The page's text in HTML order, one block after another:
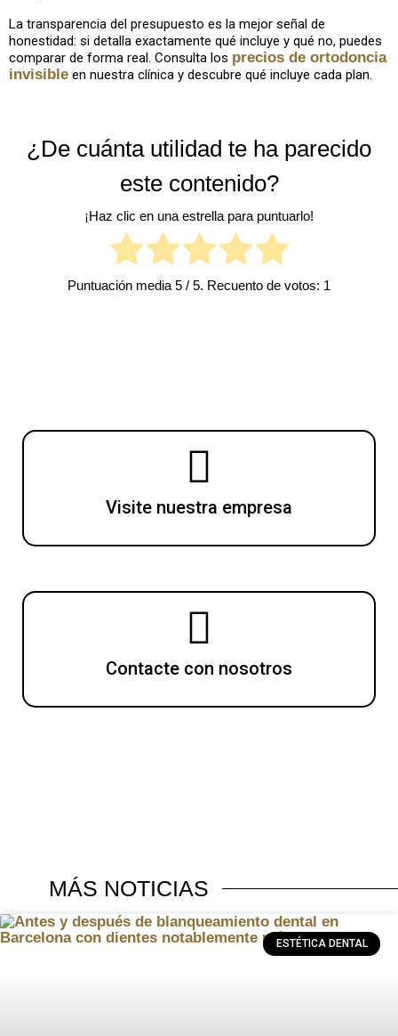
La transparencia del presupuesto es la mejor señal de
honestidad: si detalla exactamente qué incluye y qué no, puedes
comparar de forma real. Consulta los precios de ortodoncia
invisible en nuestra clínica y descubre qué incluye cada plan.
¿De cuánta utilidad te ha parecido
este contenido?
¡Haz clic en una estrella para puntuarlo!
Puntuación media 5 / 5. Recuento de votos: 1
Visite nuestra empresa
Contacte con nosotros
MÁS NOTICIAS
ESTÉTICA DENTAL